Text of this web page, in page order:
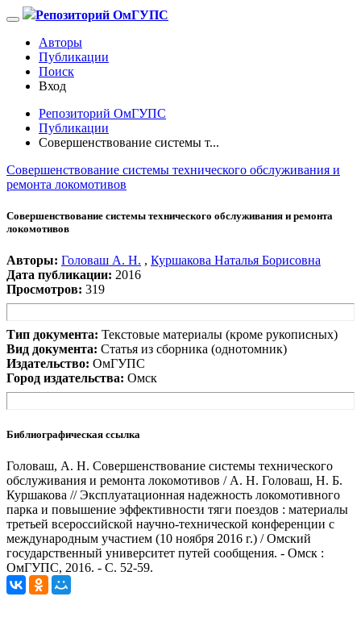
Репозиторий ОмГУПС
Авторы
Публикации
Поиск
Вход
Репозиторий ОмГУПС
Публикации
Совершенствование системы т...
Совершенствование системы технического обслуживания и
ремонта локомотивов
Совершенствование системы технического обслуживания и ремонта
локомотивов
Авторы: Головаш А. Н. , Куршакова Наталья Борисовна
Дата публикации: 2016
Просмотров: 319
Тип документа: Текстовые материалы (кроме рукописных)
Вид документа: Статья из сборника (однотомник)
Издательство: ОмГУПС
Город издательства: Омск
Библиографическая ссылка
Головаш, А. Н. Совершенствование системы технического
обслуживания и ремонта локомотивов / А. Н. Головаш, Н. Б.
Куршакова // Эксплуатационная надежность локомотивного
парка и повышение эффективности тяги поездов : материалы
третьей всероссийской научно-технической конференции с
международным участием (10 ноября 2016 г.) / Омский
государственный университет путей сообщения. - Омск :
ОмГУПС, 2016. - С. 52-59.